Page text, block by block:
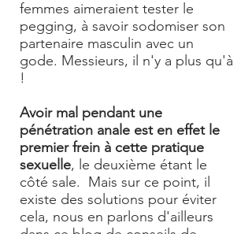
femmes aimeraient tester le
pegging, à savoir sodomiser son
partenaire masculin avec un
gode. Messieurs, il n'y a plus qu'à
!
Avoir mal pendant une
pénétration anale est en effet le
premier frein à cette pratique
sexuelle, le deuxième étant le
côté sale. Mais sur ce point, il
existe des solutions pour éviter
cela, nous en parlons d'ailleurs